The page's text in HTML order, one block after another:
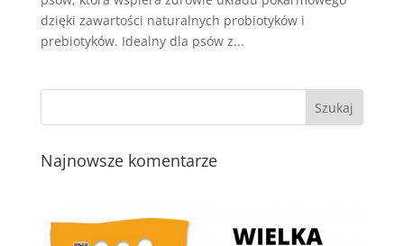
dzięki zawartości naturalnych probiotyków i
prebiotyków. Idealny dla psów z...
Najnowsze komentarze